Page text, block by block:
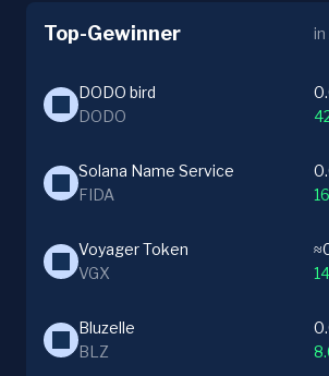
Top-Gewinner in
DODO bird
DODO
Solana Name Service
FIDA
Voyager Token
VGX
Bluzelle
BLZ